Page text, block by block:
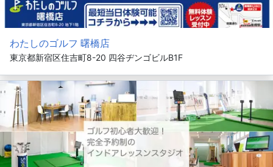
わたしのゴルフ 曙橋店
東京都新宿区住吉町8-20 四谷ヂンゴビルB1F